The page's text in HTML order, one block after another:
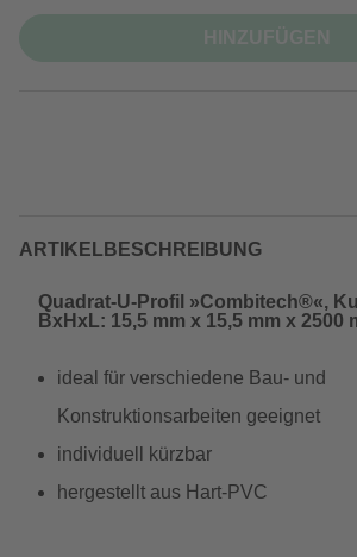
ARTIKELBESCHREIBUNG
Quadrat-U-Profil »Combitech®«,
BxHxL: 15,5 mm x 15,5 mm x 2500
ideal für verschiedene Bau- und
Konstruktionsarbeiten geeignet
individuell kürzbar
hergestellt aus Hart-PVC